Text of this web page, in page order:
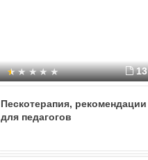
13
Пескотерапия, рекомендации
для педагогов